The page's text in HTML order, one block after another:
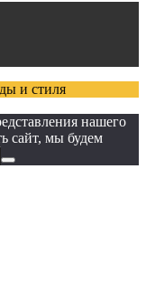
и стиля
нашего
сайт, мы будем